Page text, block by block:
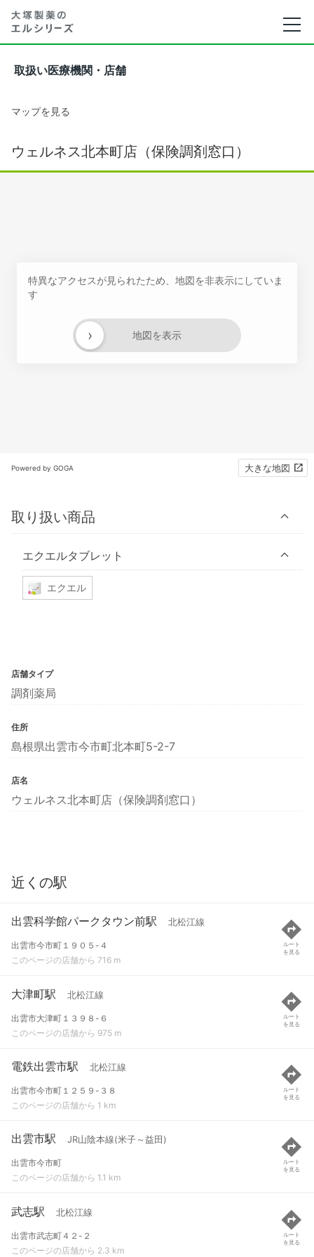
取扱い医療機関・店舗
マップを見る
ウェルネス北本町店（保険調剤窓口）
特異なアクセスが見られたため、地図を非表示にしていま
す
地図を表示
›
Powered by GOGA 大きな地図
取り扱い商品
エクエルタブレット
エクエル
店舗タイプ
調剤薬局
住所
島根県出雲市今市町北本町5-2-7
店名
ウェルネス北本町店（保険調剤窓口）
近くの駅
出雲科学館パークタウン前駅 北松江線
出雲市今市町１９０５-４
このページの店舗から 716 m
ルート
を見る
大津町駅 北松江線
出雲市大津町１３９８-６
このページの店舗から 975 m
ルート
を見る
電鉄出雲市駅 北松江線
出雲市今市町１２５９-３８
このページの店舗から 1 km
ルート
を見る
出雲市駅 JR山陰本線(米子～益田)
出雲市今市町
このページの店舗から 1.1 km
ルート
を見る
武志駅 北松江線
出雲市武志町４２-２
このページの店舗から 2.3 km
ルート
を見る